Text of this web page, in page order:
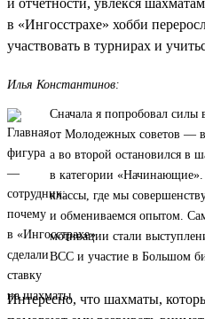
в «Ингосстрахе» хобби
участвовать в турнирах и
Илья Константинов:
Сначала я попробовал силы
от Молодежных советов — в
а во второй остановился в
в категории
классы, где мы
и обмениваемся опытом.
мотивации стали
ВСС и участие в Большом
Интересно, что шахматы,